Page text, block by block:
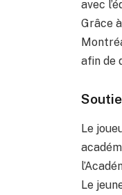
avec
Grâce
afin de
Le
Le